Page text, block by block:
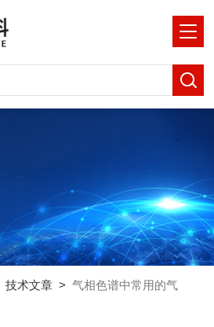
技术文章> 气相色谱中常用的气